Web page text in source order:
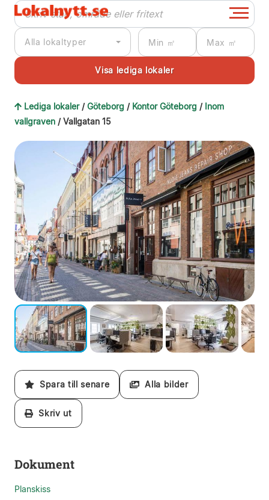
Alla lokaltyper
Lediga lokaler /Göteborg / Kontor Göteborg / Inom
vallgraven / Vallgatan 15
Spara till senare Alla bilder
Skriv ut
Dokument
Planskiss